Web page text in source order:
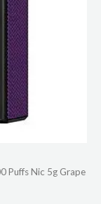
Puffs Nic 5g Grape